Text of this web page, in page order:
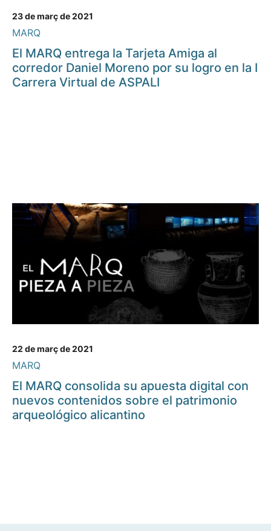
23 de març de 2021
MARQ
El MARQ entrega la Tarjeta Amiga al
corredor Daniel Moreno por su logro en la I
Carrera Virtual de ASPALI
22 de març de 2021
MARQ
El MARQ consolida su apuesta digital con
nuevos contenidos sobre el patrimonio
arqueológico alicantino